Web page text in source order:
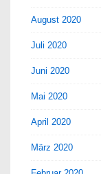
August 2020
Juli 2020
Juni 2020
Mai 2020
April 2020
März 2020